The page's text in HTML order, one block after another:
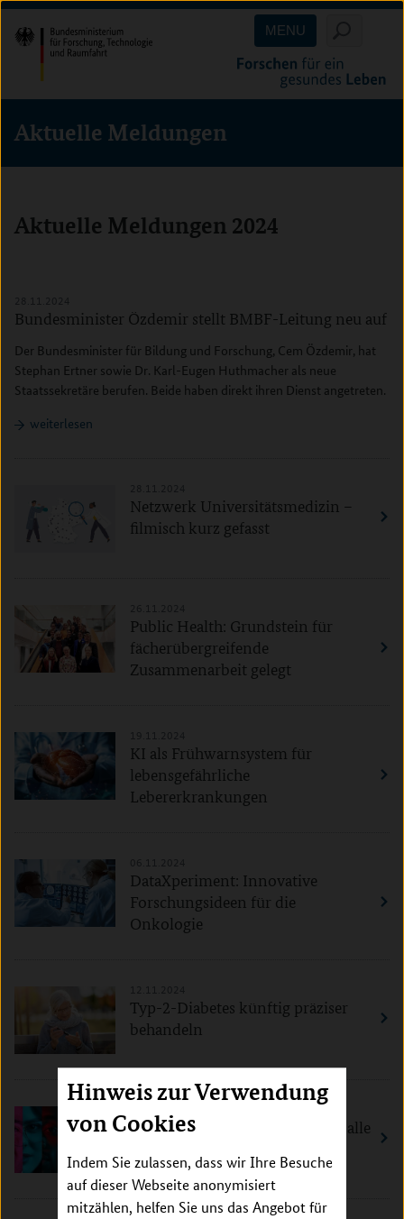
Hinweis zur Verwendung
von Cookies
Indem Sie zulassen, dass wir Ihre Besuche
auf dieser Webseite anonymisiert
mitzählen, helfen Sie uns das Angebot für
Direkt
zum
Inhalt
(Eingabetaste)
Direkt
zum
Hauptmenu
(Eingabetaste)
Direkt
zur
Suche
(Eingabetaste)
MENU
Aktuelle Meldungen
Aktuelle Meldungen 2024
Bundesminister Özdemir stellt BMBF-Leitung neu auf
Der Bundesminister für Bildung und Forschung, Cem Özdemir, hat
Stephan Ertner sowie Dr. Karl-Eugen Huthmacher als neue
Staatssekretäre berufen. Beide haben direkt ihren Dienst angetreten.
weiterlesen
Netzwerk Universitätsmedizin –
filmisch kurz gefasst
Public Health: Grundstein für
fächerübergreifende
Zusammenarbeit gelegt
KI als Frühwarnsystem für
lebensgefährliche
Lebererkrankungen
DataXperiment: Innovative
Forschungsideen für die
Onkologie
Typ-2-Diabetes künftig präziser
behandeln
Neue Verhütungsmethoden für alle